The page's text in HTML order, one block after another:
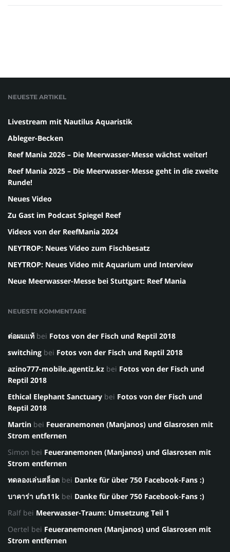
NEUESTE ARTIKEL
Livestream mit Nautilus Aquaristik
Ableger-Becken
Reef Mania 2026 – Die Meerwasser-Messe wächst weiter!
Reef Mania 2025 – Die Meerwasser-Messe geht in die zweite
Runde!
Neues Video
Zu Gast im Podcast Spiegel Reef
Videos von der ReefMania 2024
NEYTROP: Neues Video zum Fischbesatz
NEYTROP: Neues Video mit Aquarium und Interview
Neue Meerwasser-Messe bei Stuttgart: Reef Mania
NEUESTE KOMMENTARE
ต่อผมแท้ bei Fotos von der Fisch und Reptil 2018
switching bei Fotos von der Fisch und Reptil 2018
azino777-mobile.agentiz.kz bei Fotos von der Fisch und
Reptil 2018
Ethical Elephant Sanctuary bei Fotos von der Fisch und
Reptil 2018
Martin bei Feueranemonen (Manjanos) und Glasrosen mit
Strom entfernen
Simon bei Feueranemonen (Manjanos) und Glasrosen mit
Strom entfernen
ทดลองเล่นสล็อต bei Danke für über 750 Facebook-Fans :)
บาคาร่า ufa11k bei Danke für über 750 Facebook-Fans :)
Ralf bei Meerwasser-Traum: Umsetzung Teil 1
Oertel bei Feueranemonen (Manjanos) und Glasrosen mit
Strom entfernen